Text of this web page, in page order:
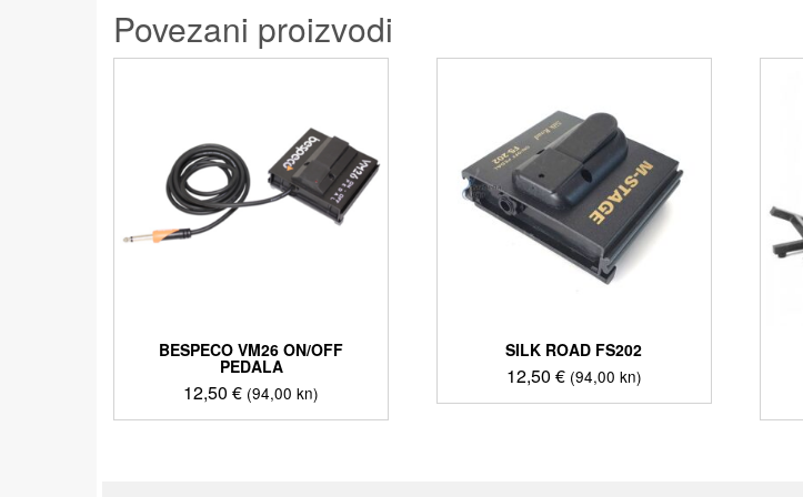
Povezani proizvodi
BESPECO VM26 ON/OFF
PEDALA
12,50€ (94,00 kn)
SILK ROAD FS202
12,50 € (94,00 kn)